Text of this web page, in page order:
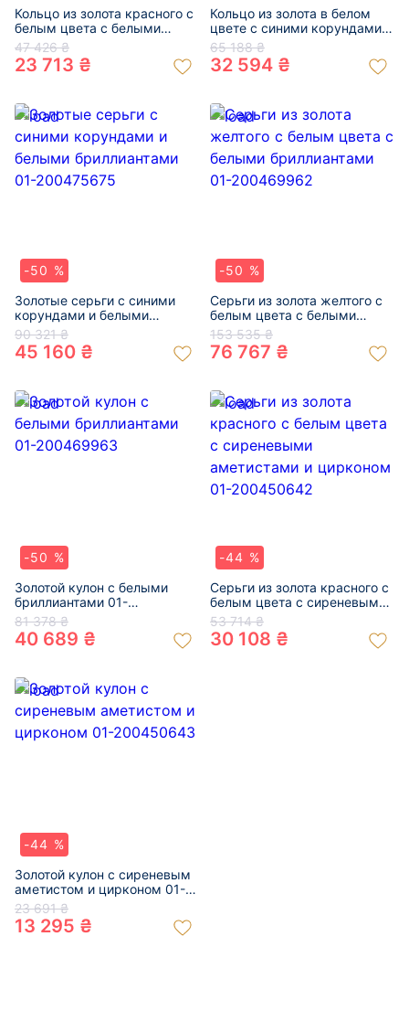
Кольцо из золота красного с
белым цвета с белыми
бриллиантами 01-200742297
47 426 ₴
23 713 ₴
Кольцо из золота в белом
цвете с синими корундами и
белыми бриллиантами 01-
200475673
65 188 ₴
32 594 ₴
-50 %
Золотые серьги с синими
корундами и белыми
бриллиантами 01-200475675
90 321 ₴
45 160 ₴
-50 %
Серьги из золота желтого с
белым цвета с белыми
бриллиантами 01-
200469962
153 535 ₴
76 767 ₴
-50 %
Золотой кулон с белыми
бриллиантами 01-
200469963
81 378 ₴
40 689 ₴
-44 %
Серьги из золота красного с
белым цвета с сиреневыми
аметистами и цирконом 01-
200450642
53 714 ₴
30 108 ₴
-44 %
Золотой кулон с сиреневым
аметистом и цирконом 01-
200450643
23 691 ₴
13 295 ₴